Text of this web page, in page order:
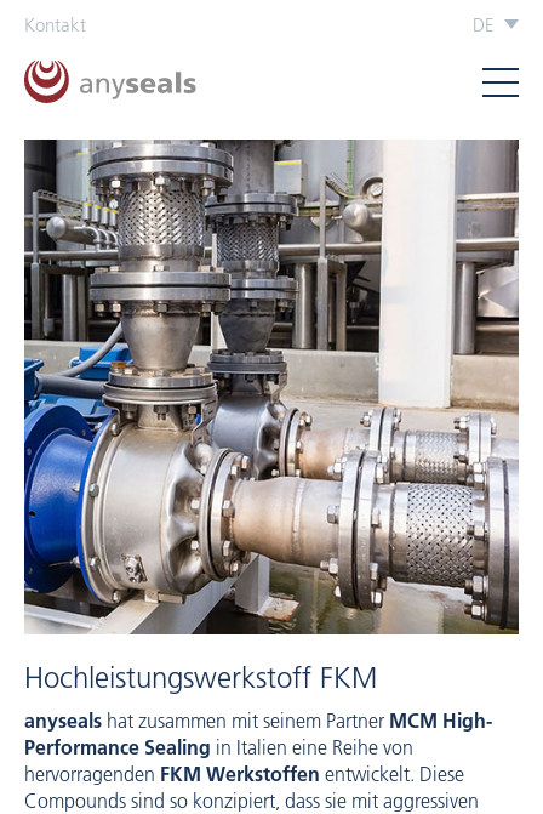
Kontakt DE
Hochleistungswerkstoff FKM
anyseals hat zusammen mit seinem Partner MCM High-
Performance Sealing in Italien eine Reihe von
hervorragenden FKM Werkstoffen entwickelt. Diese
Compounds sind so konzipiert, dass sie mit aggressiven